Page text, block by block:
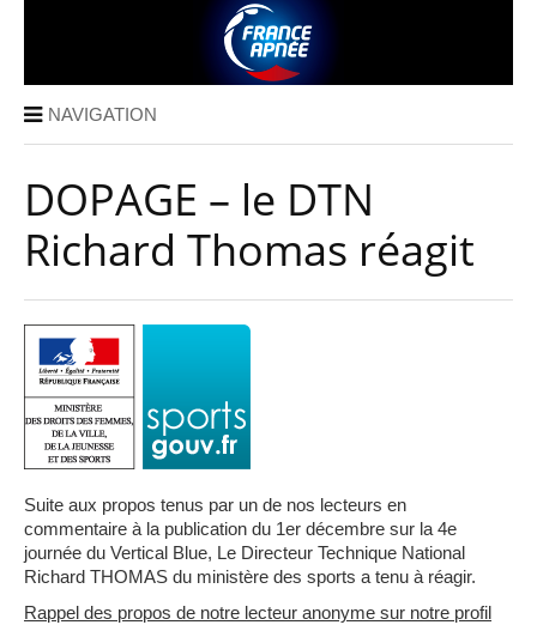
NAVIGATION
DOPAGE – le DTN
Richard Thomas réagit
Suite aux propos tenus par un de nos lecteurs en
commentaire à la publication du 1er décembre sur la 4e
journée du Vertical Blue, Le Directeur Technique National
Richard THOMAS du ministère des sports a tenu à réagir.
Rappel des propos de notre lecteur anonyme sur notre profil